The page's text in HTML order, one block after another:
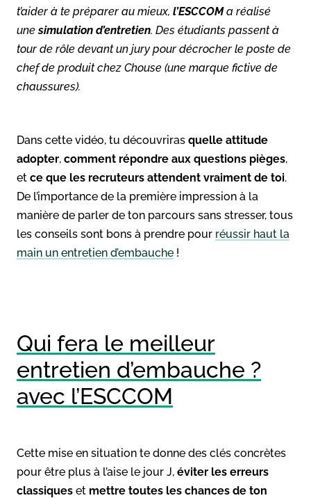
t’aider à te préparer au mieux, l’ESCCOMa réalisé
unesimulation d’entretien. Des étudiants passent à
tour de rôle devant un jury pour décrocher le poste de
chef de produit chez Chouse (une marque fictive de
chaussures).
Dans cette vidéo, tu découvriras quelle attitude
adopter, comment répondre aux questions pièges,
et ce que les recruteurs attendent vraiment de toi.
De l’importance de la première impression à la
manière de parler de ton parcours sans stresser, tous
les conseils sont bons à prendre pour réussir haut la
main un entretien d’embauche !
Qui fera le meilleur
entretien d’embauche ?
avec l’ESCCOM
Cette mise en situation te donne des clés concrètes
pour être plus à l’aise le jour J, éviter les erreurs
classiques et mettre toutes les chances de ton